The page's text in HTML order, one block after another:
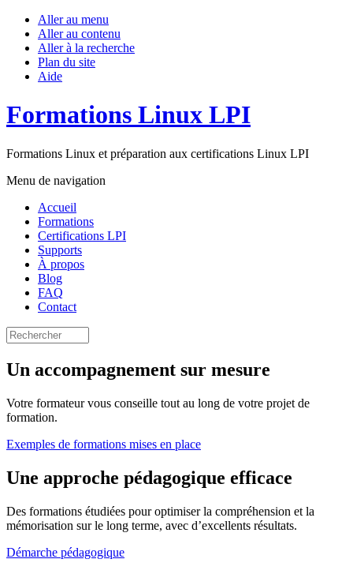
Aller au menu
Aller au contenu
Aller à la recherche
Plan du site
Aide
Formations Linux LPI
Formations Linux et préparation aux certifications Linux LPI
Menu de navigation
Accueil
Formations
Certifications LPI
Supports
À propos
Blog
FAQ
Contact
Un accompagnement sur mesure
Votre formateur vous conseille tout au long de votre projet de
formation.
Exemples de formations mises en place
Une approche pédagogique efficace
Des formations étudiées pour optimiser la compréhension et la
mémorisation sur le long terme, avec d’excellents résultats.
Démarche pédagogique